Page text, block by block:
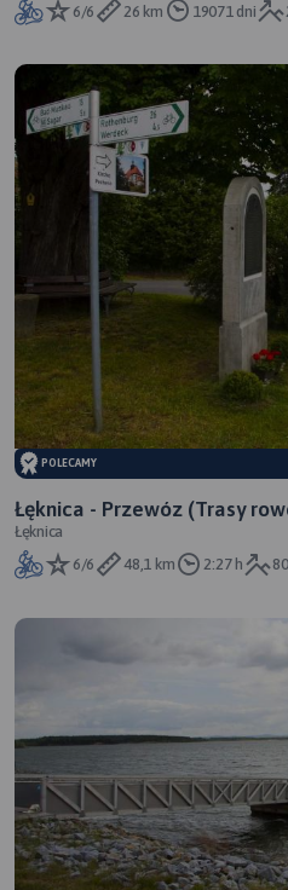
6/6
26 km 19071 dni
POLECAMY
Łęknica - Przewóz (Trasy
Mużakowa)
Łęknica
6/6
48,1 km 2:27 h